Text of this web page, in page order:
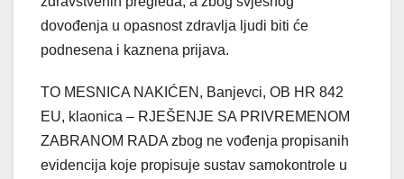
dovođenja u opasnost zdravlja ljudi biti će
podnesena i kaznena prijava.
TO MESNICA NAKIĆEN, Banjevci, OB HR 842
EU, klaonica – RJEŠENJE SA PRIVREMENOM
ZABRANOM RADA zbog ne vođenja propisanih
evidencija koje propisuje sustav samokontrole u